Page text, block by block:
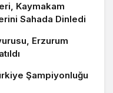
Kaymakam
Sahada Dinledi
Erzurum
Şampiyonluğu